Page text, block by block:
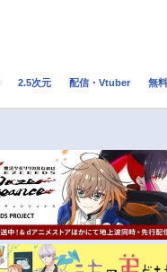
トレンド
秋アニメ
冬アニメ
2.5次元 配信・Vtuber 無